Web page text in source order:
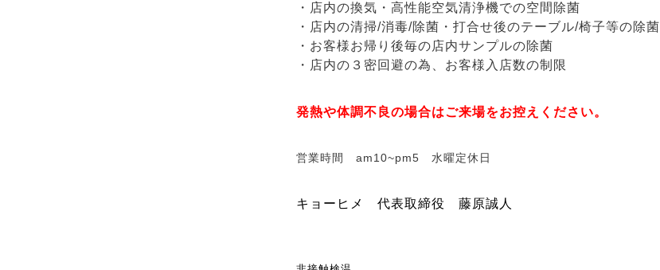
・店内の換気・高性能空気清浄機での空間除菌
・店内の清掃/消毒/除菌 ・打合せ後のテーブル/椅子等の除菌
・お客様お帰り後毎の店内サンプルの除菌
・店内の３密回避の為、お客様入店数の制限
発熱や体調不良の場合はご来場をお控えください。
営業時間 am10~pm5 水曜定休日
キョーヒメ 代表取締役 藤原誠人